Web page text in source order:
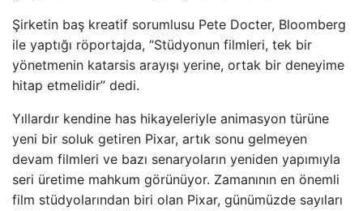
Şirketin baş kreatif sorumlusu Pete Docter, Bloomberg
ile yaptığı röportajda, “Stüdyonun filmleri, tek bir
yönetmenin katarsis arayışı yerine, ortak bir deneyime
hitap etmelidir” dedi.
Yıllardır kendine has hikayeleriyle animasyon türüne
yeni bir soluk getiren Pixar, artık sonu gelmeyen
devam filmleri ve bazı senaryoların yeniden yapımıyla
seri üretime mahkum görünüyor. Zamanının en önemli
film stüdyolarından biri olan Pixar, günümüzde sayıları